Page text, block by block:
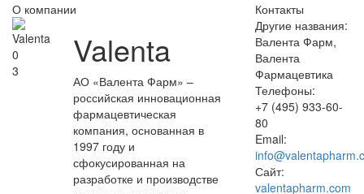
О компании
0
3
Valenta
АО «Валента Фарм» –
российская инновационная
фармацевтическая
компания, основанная в
1997 году и
сфокусированная на
разработке и производстве
Контакты
Другие названия:
Валента Фарм,
Валента
Фармацевтика
Телефоны:
+7 (495) 933-60-
80
Email:
Сайт:
valentapharm.com